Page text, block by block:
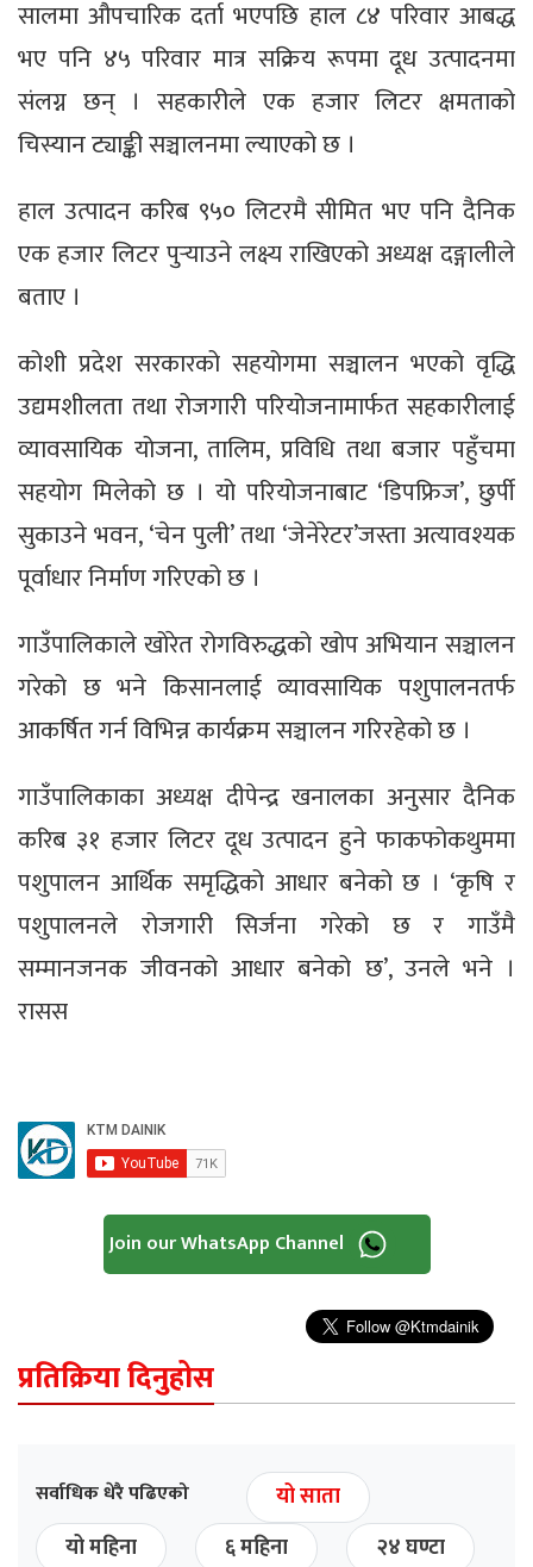
सालमा औपचारिक दर्ता भएपछि हाल ८४ परिवार आबद्ध
भए पनि ४५ परिवार मात्र सक्रिय रूपमा दूध उत्पादनमा
संलग्न छन् । सहकारीले एक हजार लिटर क्षमताको
चिस्यान ट्याङ्की सञ्चालनमा ल्याएको छ ।
हाल उत्पादन करिब ९५० लिटरमै सीमित भए पनि दैनिक
एक हजार लिटर पुर्‍याउने लक्ष्य राखिएको अध्यक्ष दङ्गालीले
बताए ।
कोशी प्रदेश सरकारको सहयोगमा सञ्चालन भएको वृद्धि
उद्यमशीलता तथा रोजगारी परियोजनामार्फत सहकारीलाई
व्यावसायिक योजना, तालिम, प्रविधि तथा बजार पहुँचमा
सहयोग मिलेको छ । यो परियोजनाबाट ‘डिपफ्रिज’, छुर्पी
सुकाउने भवन, ‘चेन पुली’ तथा ‘जेनेरेटर’जस्ता अत्यावश्यक
पूर्वाधार निर्माण गरिएको छ ।
गाउँपालिकाले खोरेत रोगविरुद्धको खोप अभियान सञ्चालन
गरेको छ भने किसानलाई व्यावसायिक पशुपालनतर्फ
आकर्षित गर्न विभिन्न कार्यक्रम सञ्चालन गरिरहेको छ ।
गाउँपालिकाका अध्यक्ष दीपेन्द्र खनालका अनुसार दैनिक
करिब ३१ हजार लिटर दूध उत्पादन हुने फाकफोकथुममा
पशुपालन आर्थिक समृद्धिको आधार बनेको छ । ‘कृषि र
पशुपालनले रोजगारी सिर्जना गरेको छ र गाउँमै
सम्मानजनक जीवनको आधार बनेको छ’, उनले भने ।
रासस
Join our WhatsApp Channel
प्रतिक्रिया दिनुहोस
सर्वाधिक धेरै पढिएको
यो साता
यो महिना
६ महिना २४ घण्टा